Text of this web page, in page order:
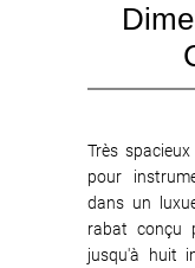
Très
pour
dans un
rabat conçu
jusqu'à huit